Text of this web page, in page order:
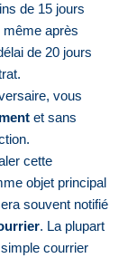
de 15 jours
même après
de 20 jours
vous
et sans
cette
objet principal
souvent notifié
. La plupart
courrier